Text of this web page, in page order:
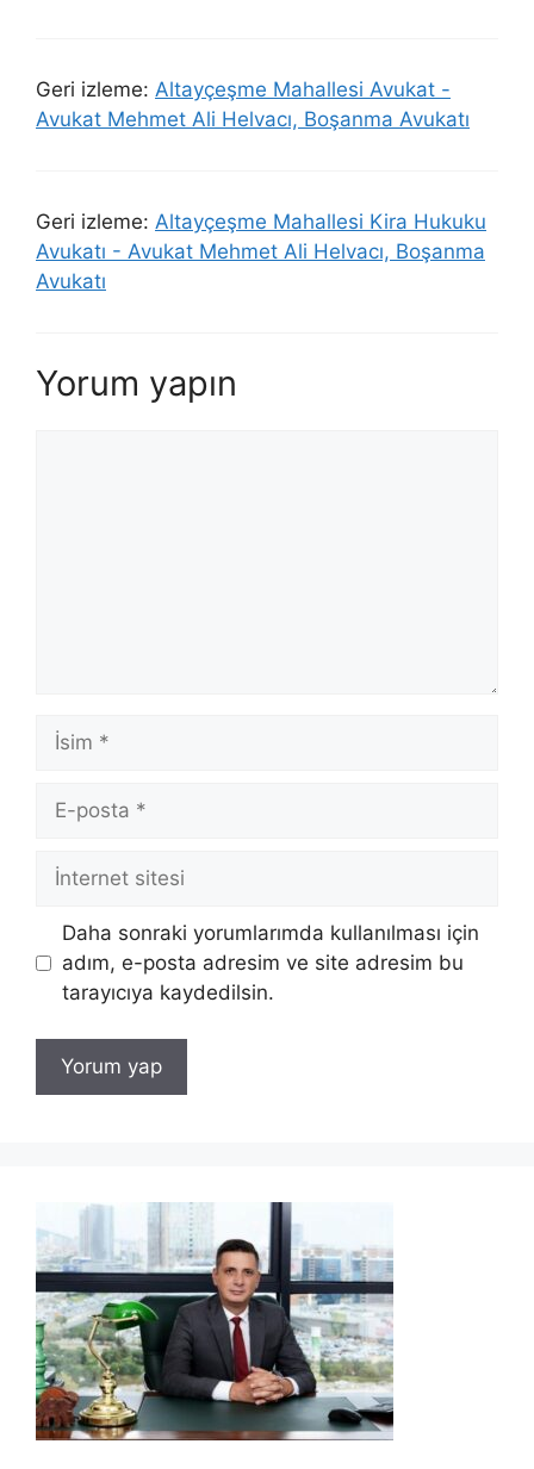
Geri izleme: Altayçeşme Mahallesi Avukat -
Avukat Mehmet Ali Helvacı, Boşanma Avukatı
Geri izleme: Altayçeşme Mahallesi Kira Hukuku
Avukatı - Avukat Mehmet Ali Helvacı, Boşanma
Avukatı
Yorum yapın
İsim
posta
İnternet
Daha sonraki yorumlarımda kullanılması için
adım, e-posta adresim ve site adresim bu
tarayıcıya kaydedilsin.